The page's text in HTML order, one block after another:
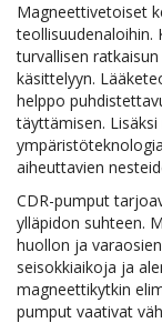
Magneettivetoiset
teollisuudenaloihin.
turvallisen
käsittelyyn.
helppo
täyttämisen.
aiheuttavien
CDR-pumput
ylläpidon suhteen.
huollon ja
seisokkiaikoja ja
magneettikytkin
pumput vaativat